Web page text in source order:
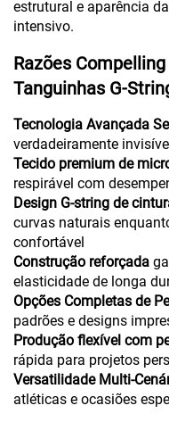
estrutural e aparência
intensivo.
Razões
Tanguinhas G-
Tecnologia Avançada
verdadeiramente
Tecido premium de
respirável com
Design G-string de
curvas naturais
confortável
Construção reforçada
elasticidade de longa
Opções Completas de
padrões e designs
Produção flexível com
rápida para projetos
Versatilidade Multi-
atléticas e ocasiões